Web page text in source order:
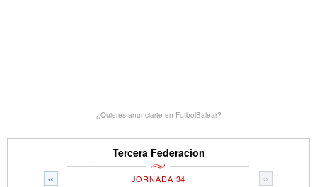
¿Quieres anunciarte en FutbolBalear?
Tercera Federacion
« »
JORNADA 34